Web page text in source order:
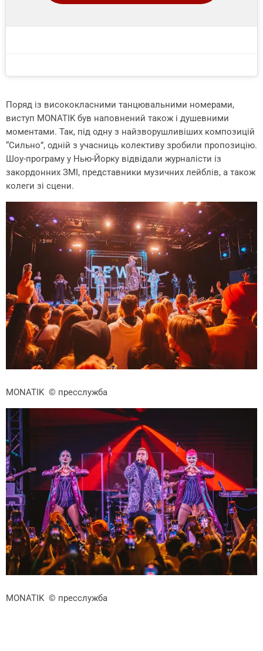
Поряд із висококласними танцювальними номерами,
виступ MONATIK був наповнений також і душевними
моментами. Так, під одну з найзворушливіших композицій
“Сильно”, одній з учасниць колективу зробили пропозицію.
Шоу-програму у Нью-Йорку відвідали журналісти із
закордонних ЗМІ, представники музичних лейблів, а також
колеги зі сцени.
MONATIK © пресслужба
MONATIK © пресслужба